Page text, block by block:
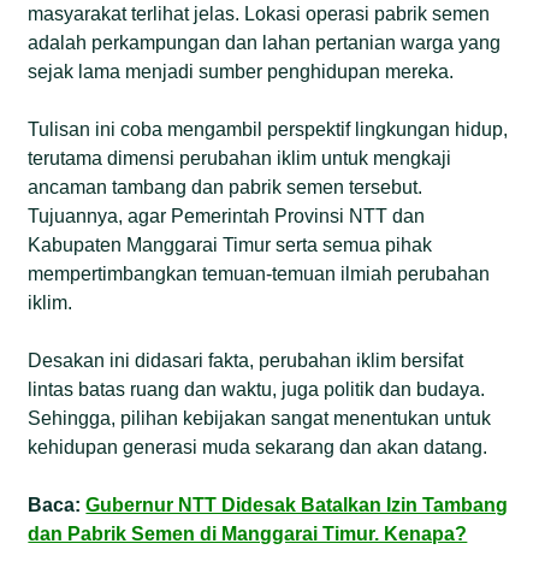
masyarakat terlihat jelas. Lokasi operasi pabrik semen
adalah perkampungan dan lahan pertanian warga yang
sejak lama menjadi sumber penghidupan mereka.
Tulisan ini coba mengambil perspektif lingkungan hidup,
terutama dimensi perubahan iklim untuk mengkaji
ancaman tambang dan pabrik semen tersebut.
Tujuannya, agar Pemerintah Provinsi NTT dan
Kabupaten Manggarai Timur serta semua pihak
mempertimbangkan temuan-temuan ilmiah perubahan
iklim.
Desakan ini didasari fakta, perubahan iklim bersifat
lintas batas ruang dan waktu, juga politik dan budaya.
Sehingga, pilihan kebijakan sangat menentukan untuk
kehidupan generasi muda sekarang dan akan datang.
Baca:Gubernur NTT Didesak Batalkan Izin Tambang
dan Pabrik Semen di Manggarai Timur. Kenapa?